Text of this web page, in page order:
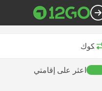
بانكوك
اعثر على إقامتي